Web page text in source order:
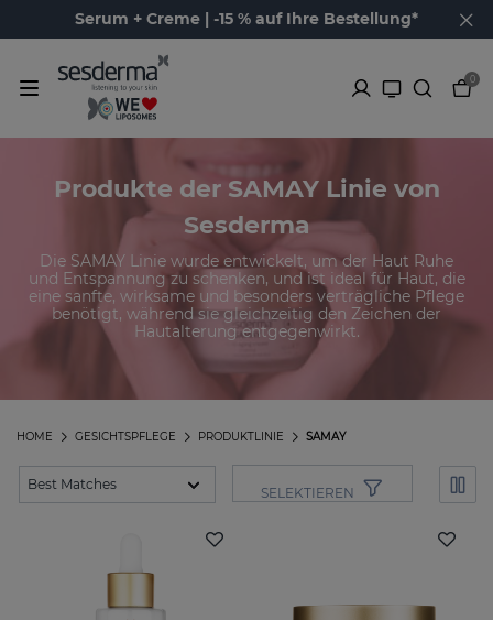
Serum + Creme | -15 % auf Ihre Bestellung*
0
Produkte der SAMAY Linie von
Sesderma
Die SAMAY Linie wurde entwickelt, um der Haut Ruhe
und Entspannung zu schenken, und ist ideal für Haut, die
eine sanfte, wirksame und besonders verträgliche Pflege
benötigt, während sie gleichzeitig den Zeichen der
Hautalterung entgegenwirkt.
SAMAY
PRODUKTLINIE
GESICHTSPFLEGE
HOME
SELEKTIEREN